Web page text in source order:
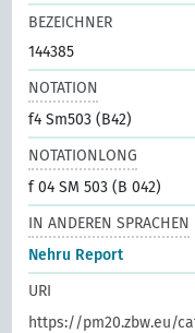
BEZEICHNER
144385
NOTATION
f4 Sm503 (B42)
NOTATIONLONG
f 04 SM 503 (B 042)
IN ANDEREN SPRACHEN
Nehru Report
URI
https://pm20.zbw.eu/